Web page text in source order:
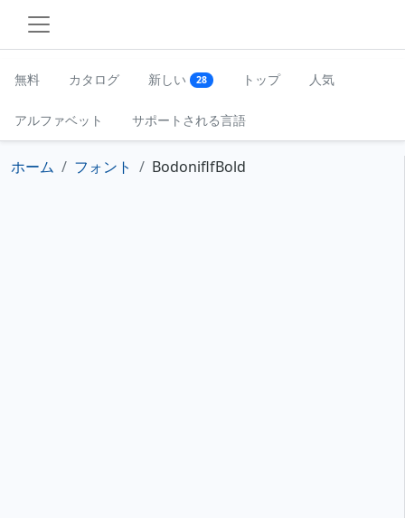
無料 カタログ 新しい 28 トップ 人気
アルファベット サポートされる言語
ホーム フォント BodoniflfBold